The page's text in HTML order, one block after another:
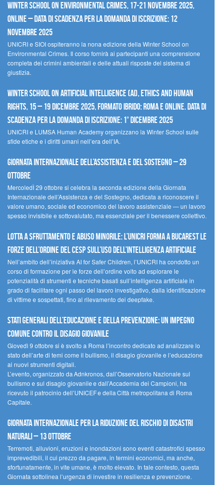
Winter School on Environmental Crimes, 17-21 novembre 2025,
Online – Data di scadenza per la domanda di iscrizione: 12
novembre 2025
UNICRI e SIOI ospiteranno la nona edizione della Winter School on
Environmental Crimes. Il corso fornirà ai partecipanti una comprensione
completa dei crimini ambientali e delle attuali risposte del sistema di
giustizia.
Winter School on Artificial Intelligence (AI), Ethics and Human
Rights, 15 – 19 dicembre 2025, Formato Ibrido: Roma e online. Data di
scadenza per la domanda di iscrizione: 1° dicembre 2025
UNICRI e LUMSA Human Academy organizzano la Winter School sulle
sfide etiche e i diritti umani nell’era dell’IA.
Giornata internazionale dell’assistenza e del sostegno – 29
ottobre
MercoledÌ 29 ottobre si celebra la seconda edizione della Giornata
Internazionale dell’Assistenza e del Sostegno, dedicata a riconoscere il
valore umano, sociale ed economico del lavoro assistenziale — un lavoro
spesso invisibile e sottovalutato, ma essenziale per il benessere collettivo.
Lotta a sfruttamento e abuso minorile: l’UNICRI forma a Bucarest le
forze dell’ordine del CESP sull’uso dell’Intelligenza Artificiale
Nell’ambito dell’iniziativa AI for Safer Children, l’UNICRI ha condotto un
corso di formazione per le forze dell’ordine volto ad esplorare le
potenzialità di strumenti e tecniche basati sull’intelligenza artificiale in
grado di facilitare ogni passo del lavoro investigativo, dalla identificazione
di vittime e sospettati, fino al rilevamento dei deepfake.
Stati Generali dell’Educazione e della Prevenzione: un impegno
comune contro il disagio giovanile
Giovedì 9 ottobre si è svolto a Roma l’incontro dedicato ad analizzare lo
stato dell’arte di temi come il bullismo, il disagio giovanile e l’educazione
ai nuovi strumenti digitali.
L’evento, organizzato da Adnkronos, dall’Osservatorio Nazionale sul
bullismo e sul disagio giovanile e dall’Accademia dei Campioni, ha
ricevuto il patrocinio dell’UNICEF e della Città metropolitana di Roma
Capitale.
Giornata internazionale per la riduzione del rischio di disastri
naturali – 13 ottobre
Terremoti, alluvioni, eruzioni e inondazioni sono eventi catastrofici spesso
imprevedibili, il cui prezzo da pagare, in termini economici, ma anche,
sfortunatamente, in vite umane, è molto elevato. In tale contesto, questa
Giornata sottolinea l’urgenza di investire in resilienza e prevenzione.